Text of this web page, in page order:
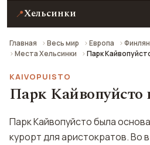
📍Хельсинки
Главная Весь мир Европа
Места Хельсинки
Парк
KAIVOPUISTO
Парк
Парк Кайвопуйсто была
курорт для аристократов. Во